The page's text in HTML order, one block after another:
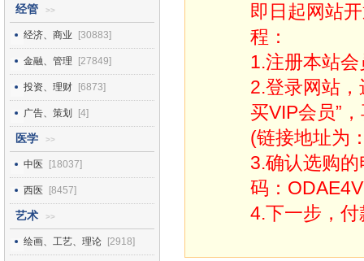
经管 >>
经济、商业 [30883]
金融、管理 [27849]
投资、理财 [6873]
广告、策划 [4]
医学 >>
中医 [18037]
西医 [8457]
艺术 >>
绘画、工艺、理论 [2918]
即日起网站
程：
1.注册本站会
2.登录网站，
买VIP会员”
(链接地址为
3.确认选购
码：
4.下一步，